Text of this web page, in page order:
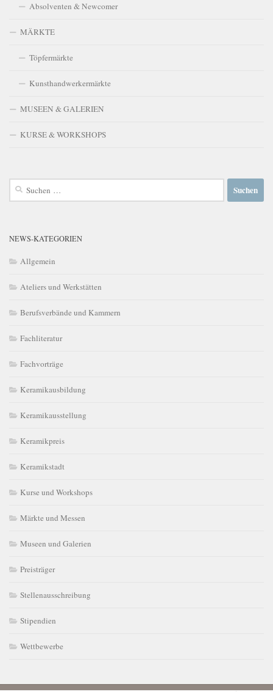
Absolventen & Newcomer
MÄRKTE
Töpfermärkte
Kunsthandwerkermärkte
MUSEEN & GALERIEN
KURSE & WORKSHOPS
Suchen
NEWS-KATEGORIEN
Allgemein
Ateliers und Werkstätten
Berufsverbände und Kammern
Fachliteratur
Fachvorträge
Keramikausbildung
Keramikausstellung
Keramikpreis
Keramikstadt
Kurse und Workshops
Märkte und Messen
Museen und Galerien
Preisträger
Stellenausschreibung
Stipendien
Wettbewerbe